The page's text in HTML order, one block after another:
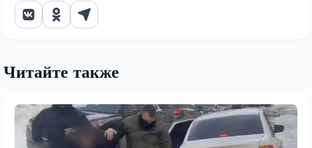
Читайте также